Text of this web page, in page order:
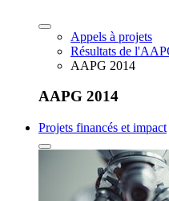
Appels à projets
Résultats de
AAPG 2014
AAPG 2014
Projets financés et impact